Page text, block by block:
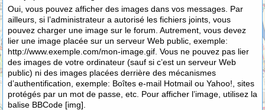
Oui, vous pouvez afficher des images dans vos messages. Par
ailleurs, si l’administrateur a autorisé les fichiers joints, vous
pouvez charger une image sur le forum. Autrement, vous devez
lier une image placée sur un serveur Web public, exemple:
http://www.exemple.com/mon-image.gif. Vous ne pouvez pas lier
des images de votre ordinateur (sauf si c’est un serveur Web
public) ni des images placées derrière des mécanismes
d’authentification, exemple: Boîtes e-mail Hotmail ou Yahoo!, sites
protégés par un mot de passe, etc. Pour afficher l’image, utilisez la
balise BBCode [img].